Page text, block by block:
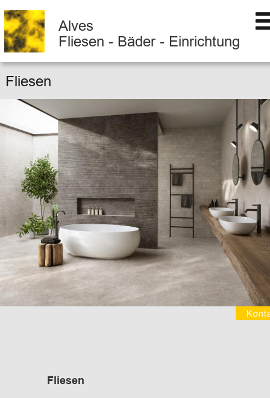
Fliesen
Fliesen
Alves
Fliesen - Bäder - Einrichtung